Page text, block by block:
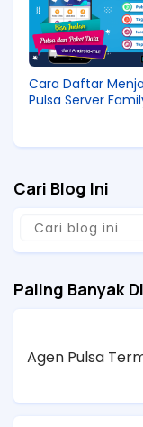
Cara Daftar
Pulsa Server
Cari Blog Ini
Paling Banyak
Agen Pulsa